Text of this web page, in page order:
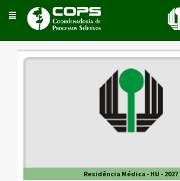
Toggle
navigation
Residência Médica - HU - 2027